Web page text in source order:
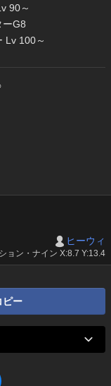
90～
ーG8
Lv 100～
ヒーウィ
ョン・ナイン X:8.7 Y:13.4
ピー